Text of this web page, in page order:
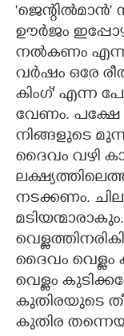
ഊർജം
നൽകണം
വർഷം ഒരേ
കിംഗ്' എന്ന
വേണം. പക്ഷേ
നിങ്ങളുടെ
ദൈവം വഴി
നടക്കണം.
ദൈവം
വെള്ളം
കുതിരയുടെ
കുതിര